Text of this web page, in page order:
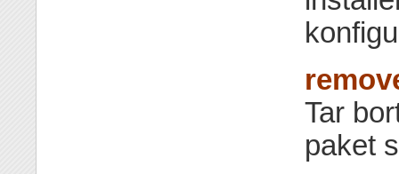
Tar
paket